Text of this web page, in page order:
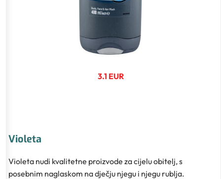
3.1 EUR
Violeta
Violeta nudi kvalitetne proizvode za cijelu obitelj, s
posebnim naglaskom na dječju njegu i njegu rublja.